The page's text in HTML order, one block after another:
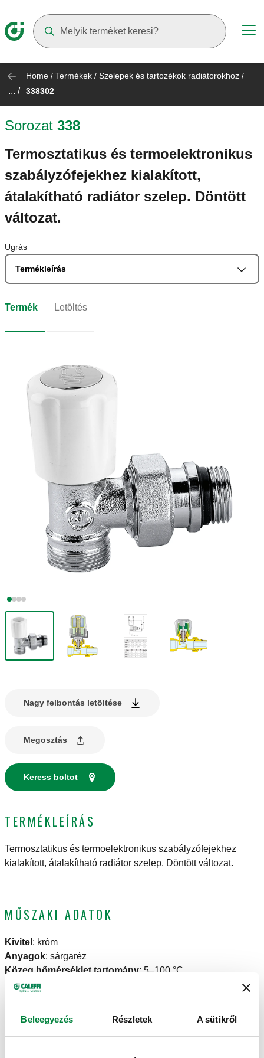
Beleegyezés Részletek A sütikről
Home / Termékek / Szelepek és tartozékok radiátorokhoz /
... / 338302
Sorozat 338
Termosztatikus és termoelektronikus
szabályzófejekhez kialakított,
átalakítható radiátor szelep. Döntött
változat.
Ugrás
Termékleírás
Termék Letöltés
Nagy felbontás letöltése
Megosztás
Keress boltot
TERMÉKLEÍRÁS
Termosztatikus és termoelektronikus szabályzófejekhez
kialakított, átalakítható radiátor szelep. Döntött változat.
MŰSZAKI ADATOK
Kivitel : króm
Anyagok: sárgaréz
Közeg hőmérséklet tartomány: 5–100 °C
Maximális működési nyomás
RAJZOK ÉS SPECIFIKÁCIÓK